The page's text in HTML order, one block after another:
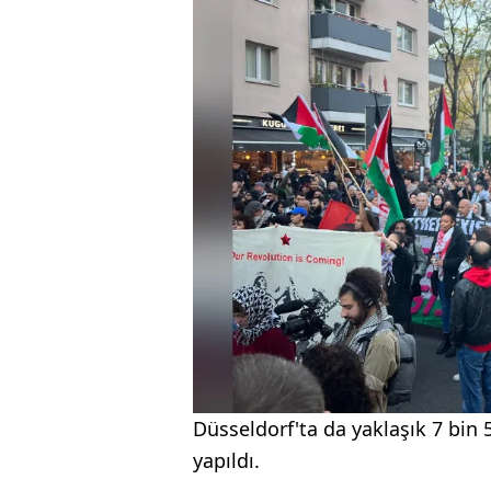
Düsseldorf'ta da yaklaşık 7 bin
yapıldı.